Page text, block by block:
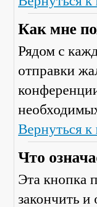
Как мне
Рядом с
отправки
Вернуться к
Что
Эта кнопка
закончить и